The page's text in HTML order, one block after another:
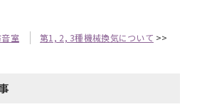
室 第1, 2, 3種機械換気について >>